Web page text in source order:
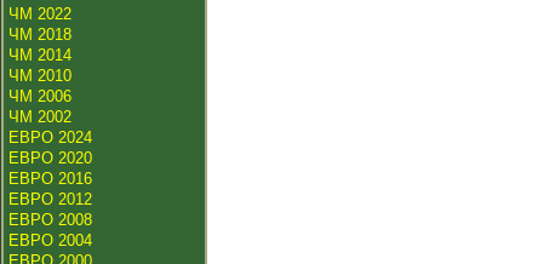
ЧМ 2022
ЧМ 2018
ЧМ 2014
ЧМ 2010
ЧМ 2006
ЧМ 2002
ЕВРО 2024
ЕВРО 2020
ЕВРО 2016
ЕВРО 2012
ЕВРО 2008
ЕВРО 2004